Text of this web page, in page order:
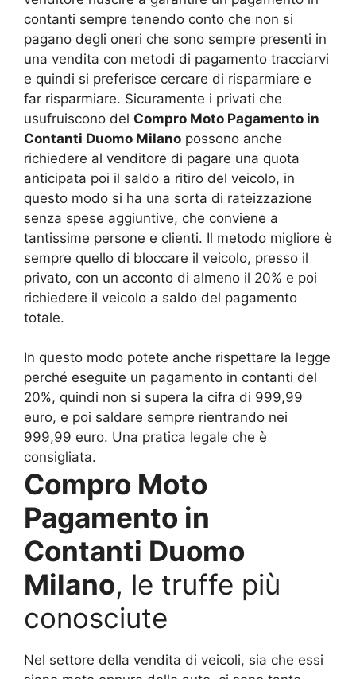
contanti sempre tenendo conto che non si
pagano degli oneri che sono sempre presenti in
una vendita con metodi di pagamento tracciarvi
e quindi si preferisce cercare di risparmiare e
far risparmiare. Sicuramente i privati che
usufruiscono del Compro Moto Pagamento in
Contanti Duomo Milano possono anche
richiedere al venditore di pagare una quota
anticipata poi il saldo a ritiro del veicolo, in
questo modo si ha una sorta di rateizzazione
senza spese aggiuntive, che conviene a
tantissime persone e clienti. Il metodo migliore è
sempre quello di bloccare il veicolo, presso il
privato, con un acconto di almeno il 20% e poi
richiedere il veicolo a saldo del pagamento
totale.
In questo modo potete anche rispettare la legge
perché eseguite un pagamento in contanti del
20%, quindi non si supera la cifra di 999,99
euro, e poi saldare sempre rientrando nei
999,99 euro. Una pratica legale che è
consigliata.
Compro Moto
Pagamento in
Contanti Duomo
Milano, le truffe più
conosciute
Nel settore della vendita di veicoli, sia che essi